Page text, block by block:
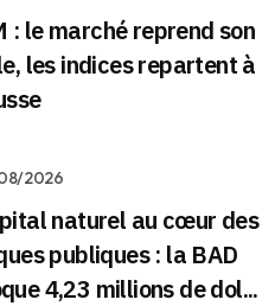
: le marché reprend son
les indices repartent à
2026
naturel au cœur des
publiques : la BAD
4,23 millions de dol...